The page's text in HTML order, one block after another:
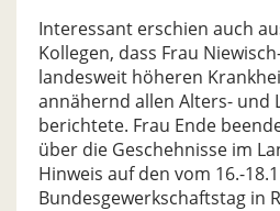
Interessant erschien auch
Kollegen, dass Frau
landesweit höheren
annähernd allen Alters- und
berichtete. Frau Ende
über die Geschehnisse im
Hinweis auf den vom 16.-
Bundesgewerkschaftstag in